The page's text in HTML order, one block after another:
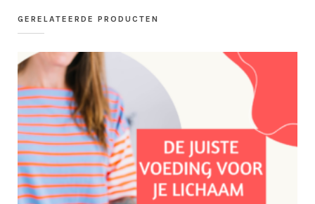
GERELATEERDE PRODUCTEN